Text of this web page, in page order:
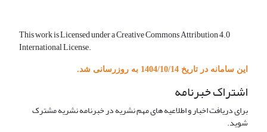
This work is Licensed under a Creative Commons Attribution 4.0
International License.
این سامانه در تاریخ 1404/10/14 به روزرسانی شد.
اشتراک خبرنامه
برای دریافت اخبار و اطلاعیه های مهم نشریه در خبرنامه نشریه مشترک
شوید.